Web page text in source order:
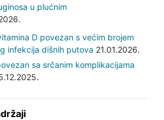
u plućnim
D povezan s većim brojem
infekcija dišnih putova 21.01.2026.
sa srčanim komplikacijama